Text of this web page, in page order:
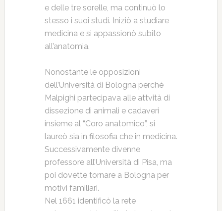
e delle tre sorelle, ma continuò lo
stesso i suoi studi. Iniziò a studiare
medicina e si appassionò subito
all’anatomia.
Nonostante le opposizioni
dell’Università di Bologna perché
Malpighi partecipava alle attvità di
dissezione di animali e cadaveri
insieme al “Coro anatomico”, si
laureò sia in filosofia che in medicina.
Successivamente divenne
professore all’Università di Pisa, ma
poi dovette tornare a Bologna per
motivi familiari.
Nel 1661 identificò la rete